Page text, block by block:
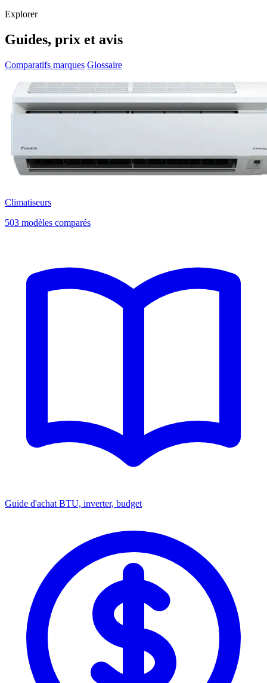
Explorer
Guides, prix et avis
Comparatifs marques Glossaire
Climatiseurs
503 modèles comparés
Guide d'achat BTU, inverter, budget